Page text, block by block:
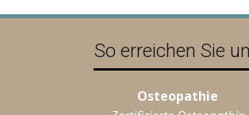
So erreichen Sie
Osteopathie